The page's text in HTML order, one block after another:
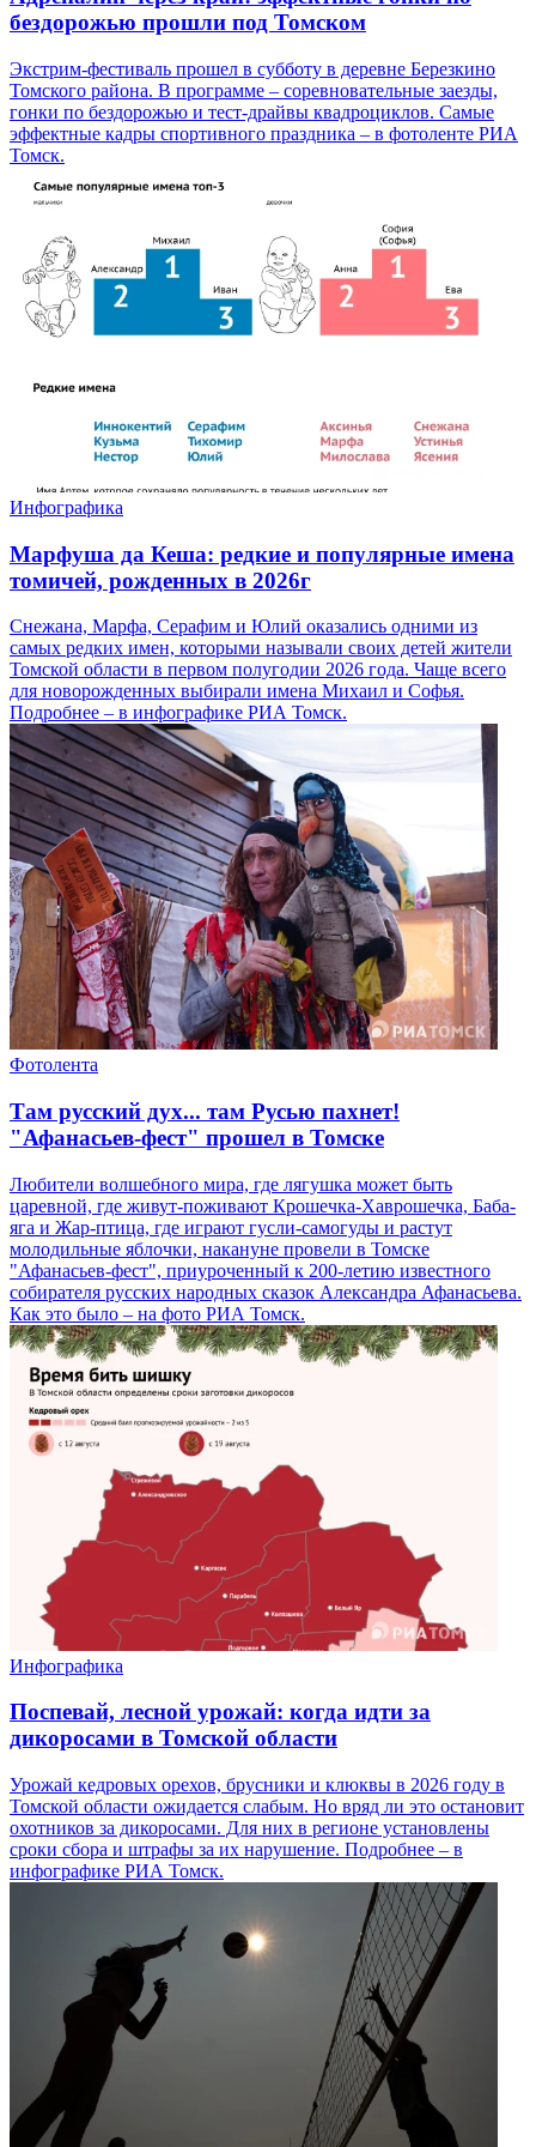
бездорожью прошли под Томском
Экстрим-фестиваль прошел в субботу в деревне Березкино
Томского района. В программе – соревновательные заезды,
гонки по бездорожью и тест-драйвы квадроциклов. Самые
эффектные кадры спортивного праздника – в фотоленте РИА
Томск.
Инфографика
Марфуша да Кеша: редкие и популярные имена
томичей, рожденных в 2026г
Снежана, Марфа, Серафим и Юлий оказались одними из
самых редких имен, которыми называли своих детей жители
Томской области в первом полугодии 2026 года. Чаще всего
для новорожденных выбирали имена Михаил и Софья.
Подробнее – в инфографике РИА Томск.
Фотолента
Там русский дух... там Русью пахнет!
"Афанасьев-фест" прошел в Томске
Любители волшебного мира, где лягушка может быть
царевной, где живут-поживают Крошечка-Хаврошечка, Баба-
яга и Жар-птица, где играют гусли-самогуды и растут
молодильные яблочки, накануне провели в Томске
"Афанасьев-фест", приуроченный к 200-летию известного
собирателя русских народных сказок Александра Афанасьева.
Как это было – на фото РИА Томск.
Инфографика
Поспевай, лесной урожай: когда идти за
дикоросами в Томской области
Урожай кедровых орехов, брусники и клюквы в 2026 году в
Томской области ожидается слабым. Но вряд ли это остановит
охотников за дикоросами. Для них в регионе установлены
сроки сбора и штрафы за их нарушение. Подробнее – в
инфографике РИА Томск.